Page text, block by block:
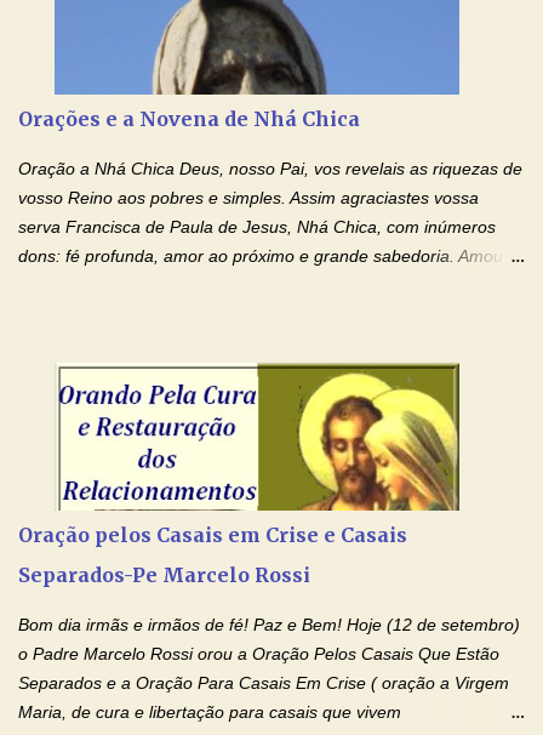
carregando as minhas cruzes. Preciso que a força e o poder de
Tuas Mãos, que suportaram a mais profunda dor ao serem
pregadas na Cruz, reergam-me e curem-me agora. Jesus, não
peço somente por mim, mas também por todos aqueles que mais
amo. Nós precisamos desesperadamente de cura física e
espiritual, através do toque consolador de tuas Mãos
ensanguentadas e infinitamente poderosas. Eu reconheço,
apesar de toda a minha limitação e da infinidade dos meus ...
Orações e a Novena de Nhá Chica
Oração a Nhá Chica Deus, nosso Pai, vos revelais as riquezas de
vosso Reino aos pobres e simples. Assim agraciastes vossa
serva Francisca de Paula de Jesus, Nhá Chica, com inúmeros
dons: fé profunda, amor ao próximo e grande sabedoria. Amou a
Senhor Jesus Cristo, vosso Filho, na unidade do Espírito Santo.
Amém. Novena a Nhá Chica (Oração para obter os favores
celestiais através da intercessão da Serva de Deus Nhá Chica)
(Rezar durante nove dias seguidos ou intercalados) Nhá Chica,
recorro a vós como intercessora entre a Bondade Divina e as
necessidades humanas. Peço-vos, como favor espiritual, que
entregueis nas mãos do Santíssimo o meu pedido urgente (Fazer
o pedido). Acolhei, Nhá Chica, no vosso coração bondoso as
Oração pelos Casais em Crise e Casais
Separados-Pe Marcelo Rossi
Bom dia irmãs e irmãos de fé! Paz e Bem! Hoje (12 de setembro)
o Padre Marcelo Rossi orou a Oração Pelos Casais Que Estão
Separados e a Oração Para Casais Em Crise ( oração a Virgem
Maria, de cura e libertação para casais que vivem